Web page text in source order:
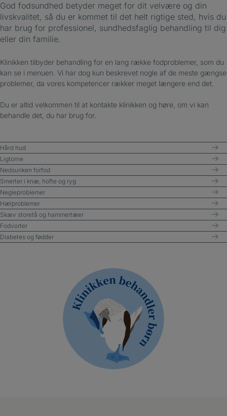
God fodsundhed betyder meget for dit velvære og din
livskvalitet, så du er kommet til det helt rigtige sted, hvis du
har brug for professionel, sundhedsfaglig behandling til dig
eller din familie.
Klinikken tilbyder behandling for en lang række fodproblemer, som du
kan se i menuen. Vi har dog kun beskrevet nogle af de meste gængse
problemer, da vores kompetencer rækker meget længere end det.
Du er altid velkommen til at kontakte klinikken og høre, om vi kan
behandle det, du har brug for.
Hård hud
Ligtorne
Nedsunken forfod
Smerter i knæ, hofte og ryg
Negleproblemer
Hælproblemer
Skæv storetå og hammertæer
Fodvorter
Diabetes og fødder